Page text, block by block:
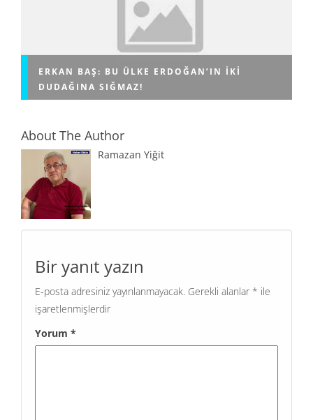
ERKAN BAŞ: BU ÜLKE ERDOĞAN’IN IKI
DUDAĞINA SIĞMAZ!
About The Author
Ramazan Yiğit
Bir yanıt yazın
E-posta adresiniz yayınlanmayacak. Gerekli alanlar * ile
işaretlenmişlerdir
Yorum *